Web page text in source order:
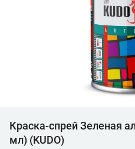
Краска-спрей Зеленая
мл) (KUDO)